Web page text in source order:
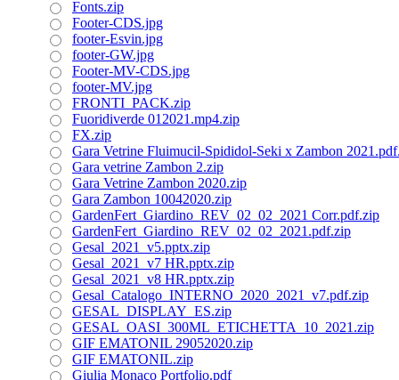
Fonts.zip
Footer-CDS.jpg
footer-Esvin.jpg
footer-GW.jpg
Footer-MV-CDS.jpg
footer-MV.jpg
FRONTI_PACK.zip
Fuoridiverde 012021.mp4.zip
FX.zip
Gara Vetrine Fluimucil-Spididol-Seki x Zambon
Gara vetrine Zambon 2.zip
Gara Vetrine Zambon 2020.zip
Gara Zambon 10042020.zip
GardenFert_Giardino_REV_02_02_2021 Corr.pdf.zip
GardenFert_Giardino_REV_02_02_2021.pdf.zip
Gesal_2021_v5.pptx.zip
Gesal_2021_v7 HR.pptx.zip
Gesal_2021_v8 HR.pptx.zip
Gesal_Catalogo_INTERNO_2020_2021_v7.pdf.zip
GESAL_DISPLAY_ES.zip
GESAL_OASI_300ML_ETICHETTA_10_2021.zip
GIF EMATONIL 29052020.zip
GIF EMATONIL.zip
Giulia Monaco Portfolio.pdf